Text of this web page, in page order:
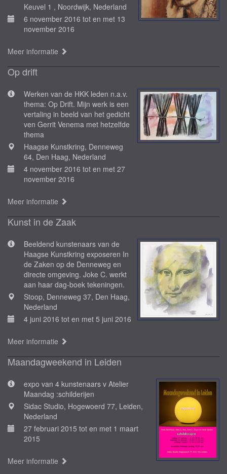
Keuvel 1 , Noordwijk, Nederland
6 november 2016 tot en met 13
november 2016
Meer informatie
Op drift
Werken van de HKK leden n.a.v.
thema: Op Drift. Mijn werk is een
vertaling in beeld van het gedicht
ven Gerrit Venema met hetzelfde
thema
Haagse Kunstkring, Denneweg
64, Den Haag, Nederland
4 november 2016 tot en met 27
november 2016
Meer informatie
Kunst in de Zaak
Beeldend kunstenaars van de
Haagse Kunstkring exposeren In
de Zaken op de Denneweg en
directe omgeving. Joke C. werkt
aan haar dag-boek tekeningen.
Stoop, Denneweg 37, Den Haag,
Nederland
4 juni 2016 tot en met 5 juni 2016
Meer informatie
Maandagweekend in Leiden
expo van 4 kunstenaars v Atelier
Maandag :schilderijen
Sidac Studio, Hogewoerd 77, Leiden,
Nederland
27 februari 2015 tot en met 1 maart
2015
Meer informatie